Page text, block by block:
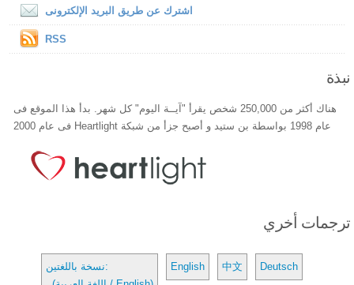
اشترك عن طريق البريد الإلكترونى
RSS
نبذة
هناك أكثر من 250,000 شخص يقرأ "آيــة اليوم" كل شهر. بدأ هذا الموقع فى
عام 1998 بواسطة بن ستيد و أصبح جزأ من شبكة Heartlight فى عام 2000
ترجمات أخري
نسخة باللغتين:
English 中文 Deutsch